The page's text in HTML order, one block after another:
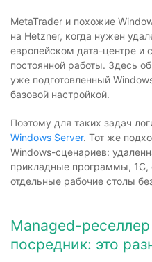
MetaTrader и похожие
на Hetzner, когда нужен
европейском дата-центре и
постоянной работы. Здесь
уже подготовленный
базовой настройкой.
Поэтому для таких задач
Windows Server. Тот же
Windows-сценариев:
прикладные программы, 1С,
отдельные рабочие столы
Managed-
посредник: это